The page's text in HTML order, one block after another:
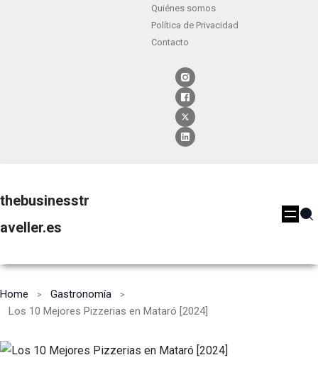
Quiénes somos
Política de Privacidad
Contacto
thebusinesstr
aveller.es
Home
Gastronomía
Los 10 Mejores Pizzerias en Mataró [2024]